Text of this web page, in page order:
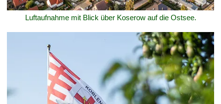
Luftaufnahme mit Blick über Koserow auf die Ostsee.